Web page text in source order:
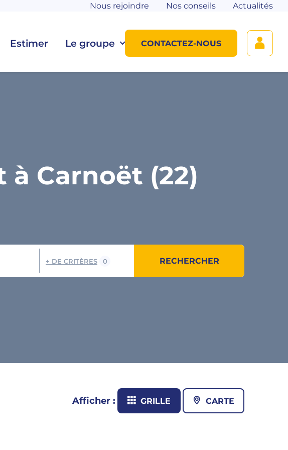
Estimer Le groupe
Nous rejoindre Nos conseils Actualités
CONTACTEZ-NOUS
Carnoët (22)
+ DE CRITÈRES 0 RECHERCHER
Afficher : GRILLE CARTE